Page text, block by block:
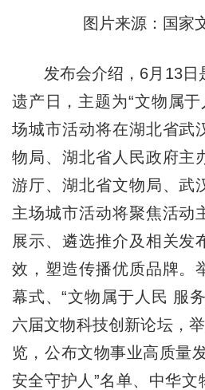
图片来源：国家
发布会介绍，6月13日
遗产日，主题为“文物属
场城市活动将在湖北省武
物局、湖北省人民政府主
游厅、湖北省文物局、武
主场城市活动将聚焦活动
展示、遴选推介及相关发
效，塑造传播优质品牌。
幕式、“文物属于人民 服
六届文物科技创新论坛，
览，公布文物事业高质量
安全守护人”名单、中华